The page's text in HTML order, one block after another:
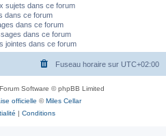
sujets dans ce forum
dans ce forum
dans ce forum
dans ce forum
jointes dans ce forum
Fuseau horaire sur UTC+02:00
Software © phpBB Limited
officielle ©Miles Cellar
| Conditions